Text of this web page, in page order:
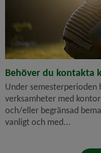
Behöver du kontakta
Under semesterperioden
verksamheter med
och/eller begränsad
vanligt och med...